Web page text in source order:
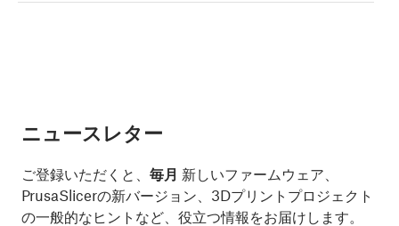
ニュースレター
ご登録いただくと、 毎月 新しいファームウェア、
PrusaSlicerの新バージョン、3Dプリントプロジェクト
の一般的なヒントなど、役立つ情報をお届けします。